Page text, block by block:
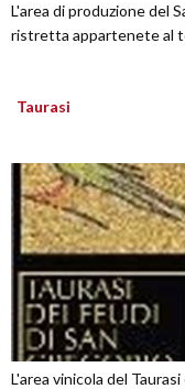
L'area di produzione del
ristretta appartenete al
Taurasi
L'area vinicola del